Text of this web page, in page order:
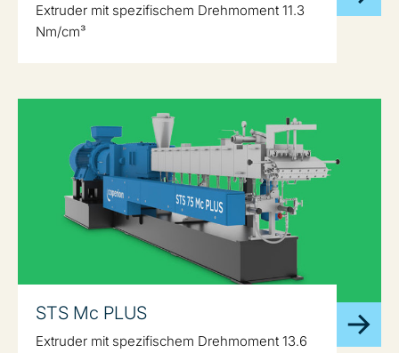
Extruder mit spezifischem Drehmoment 11.3
Nm/cm³
STS Mc PLUS
Extruder mit spezifischem Drehmoment 13.6